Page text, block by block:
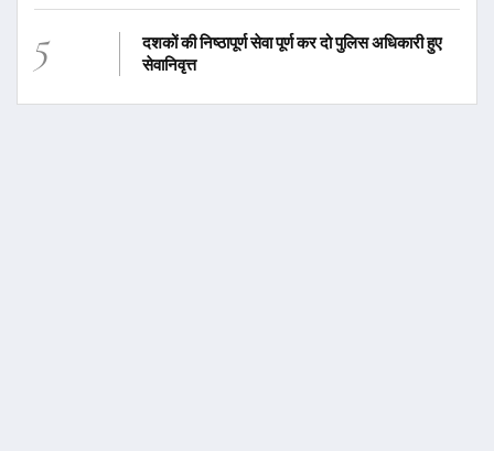
5
दशकों की निष्ठापूर्ण सेवा पूर्ण कर दो पुलिस अधिकारी हुए
सेवानिवृत्त